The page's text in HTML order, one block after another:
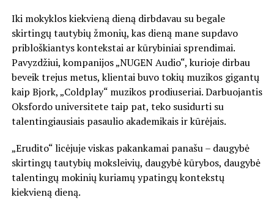
Iki mokyklos kiekvieną dieną dirbdavau su begale
skirtingų tautybių žmonių, kas dieną mane supdavo
pribloškiantys kontekstai ar kūrybiniai sprendimai.
Pavyzdžiui, kompanijos „NUGEN Audio“, kurioje dirbau
beveik trejus metus, klientai buvo tokių muzikos gigantų
kaip Bjork, „Coldplay“ muzikos prodiuseriai. Darbuojantis
Oksfordo universitete taip pat, teko susidurti su
talentingiausiais pasaulio akademikais ir kūrėjais.
„Erudito“ licėjuje viskas pakankamai panašu – daugybė
skirtingų tautybių moksleivių, daugybė kūrybos, daugybė
talentingų mokinių kuriamų ypatingų kontekstų
kiekvieną dieną.